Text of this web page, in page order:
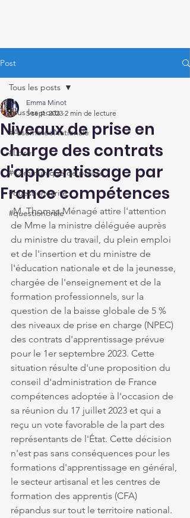
Post
Tous les posts
#AssembléeNationale
#Loiret
#Communiqué de presse
#questionécrite
#questionorale
Tous les posts
Niveaux de prise en
charge des contrats
d'apprentissage par
France compétences
Emma Minot
5 sept. 2023 2 min de lecture
M. Thomas Ménagé attire l'attention
de Mme la ministre déléguée auprès
du ministre du travail, du plein emploi
et de l'insertion et du ministre de
l'éducation nationale et de la jeunesse,
chargée de l'enseignement et de la
formation professionnels, sur la
question de la baisse globale de 5 %
des niveaux de prise en charge (NPEC)
des contrats d'apprentissage prévue
pour le 1er septembre 2023. Cette
situation résulte d'une proposition du
conseil d'administration de France
compétences adoptée à l'occasion de
sa réunion du 17 juillet 2023 et qui a
reçu un vote favorable de la part des
représentants de l'État. Cette décision
n'est pas sans conséquences pour les
formations d'apprentissage en général,
le secteur artisanal et les centres de
formation des apprentis (CFA)
répandus sur tout le territoire national.